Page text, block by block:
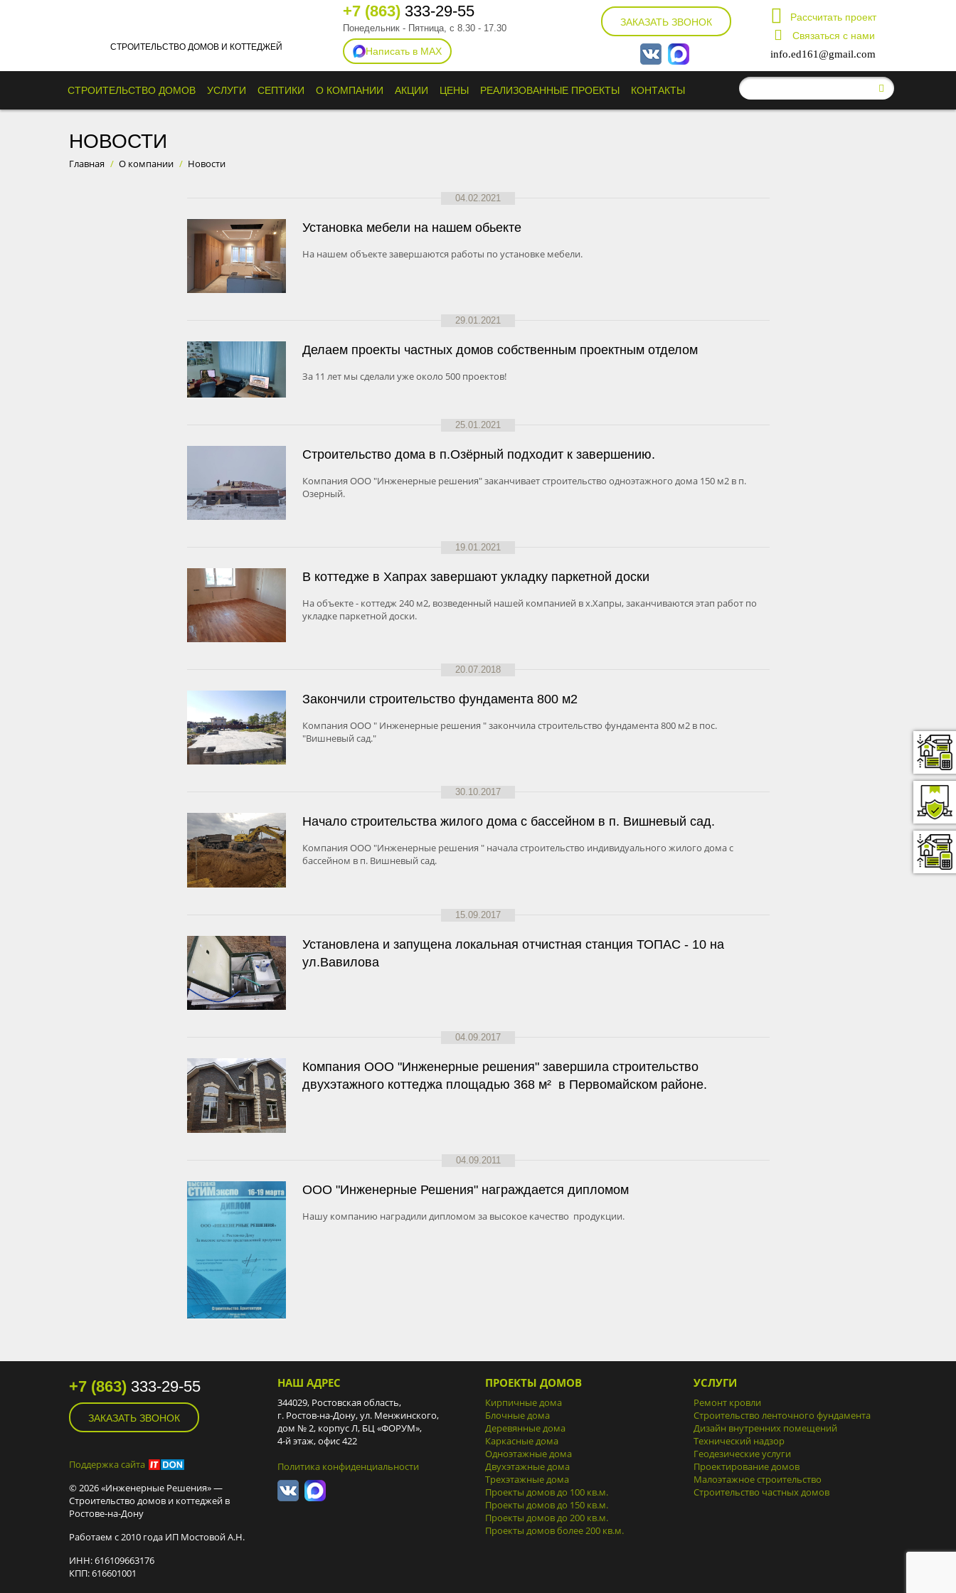
СТРОИТЕЛЬСТВО ДОМОВ И КОТТЕДЖЕЙ
+7 (863) 333-29-55
Понедельник - Пятница, с 8.30 - 17.30
Написать в MAX
ЗАКАЗАТЬ ЗВОНОК
Рассчитать проект
Связаться с нами
info.ed161@gmail.com
СТРОИТЕЛЬСТВО ДОМОВ УСЛУГИ СЕПТИКИ О КОМПАНИИ АКЦИИ ЦЕНЫ РЕАЛИЗОВАННЫЕ ПРОЕКТЫ КОНТАКТЫ
НОВОСТИ
Главная / О компании / Новости
04.02.2021
Установка мебели на нашем обьекте
На нашем объекте завершаются работы по установке мебели.
29.01.2021
Делаем проекты частных домов собственным проектным отделом
За 11 лет мы сделали уже около 500 проектов!
25.01.2021
Строительство дома в п.Озёрный подходит к завершению.
Компания ООО "Инженерные решения" заканчивает строительство одноэтажного дома 150 м2 в п.
Озерный.
19.01.2021
В коттедже в Хапрах завершают укладку паркетной доски
На объекте - коттедж 240 м2, возведенный нашей компанией в х.Хапры, заканчиваются этап работ по
укладке паркетной доски.
20.07.2018
Закончили строительство фундамента 800 м2
Компания ООО " Инженерные решения " закончила строительство фундамента 800 м2 в пос.
"Вишневый сад."
30.10.2017
Начало строительства жилого дома с бассейном в п. Вишневый сад.
Компания ООО "Инженерные решения " начала строительство индивидуального жилого дома с
бассейном в п. Вишневый сад.
15.09.2017
Установлена и запущена локальная отчистная станция ТОПАС - 10 на
ул.Вавилова
04.09.2017
Компания ООО "Инженерные решения" завершила строительство
двухэтажного коттеджа площадью 368 м² в Первомайском районе.
04.09.2011
ООО "Инженерные Решения" награждается дипломом
Нашу компанию наградили дипломом за высокое качество продукции.
+7 (863) 333-29-55
ЗАКАЗАТЬ ЗВОНОК
Поддержка сайта
© 2026 «Инженерные Решения» —
Строительство домов и коттеджей в
Ростове-на-Дону
Работаем с 2010 года ИП Мостовой А.Н.
ИНН: 616109663176
КПП: 616601001
НАШ АДРЕС
344029, Ростовская область,
г. Ростов-на-Дону, ул. Менжинского,
дом № 2, корпус Л, БЦ «ФОРУМ»,
4-й этаж, офис 422
Политика конфиденциальности
ПРОЕКТЫ ДОМОВ
Кирпичные дома
Блочные дома
Деревянные дома
Каркасные дома
Одноэтажные дома
Двухэтажные дома
Трехэтажные дома
Проекты домов до 100 кв.м.
Проекты домов до 150 кв.м.
Проекты домов до 200 кв.м.
Проекты домов более 200 кв.м.
УСЛУГИ
Ремонт кровли
Строительство ленточного фундамента
Дизайн внутренних помещений
Технический надзор
Геодезические услуги
Проектирование домов
Малоэтажное строительство
Строительство частных домов